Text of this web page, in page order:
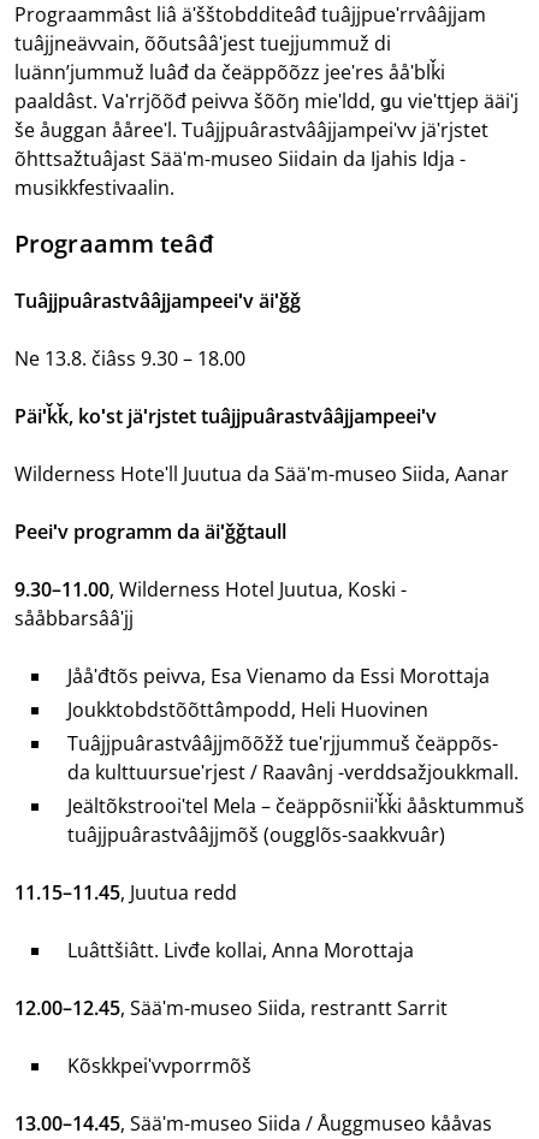
Prograammâst liâ äʹšštobdditeâđ tuâjjpueʹrrvââjjam
tuâjjneävvain, õõutsââʹjest tuejjummuž di
luännʼjummuž luâđ da čeäppõõzz jeeʹres ååʹblǩi
paaldâst. Vaʹrrjõõđ peivva šõõŋ mieʹldd, ǥu vieʹttjep ääiʹj
še åuggan ååreeʹl. Tuâjjpuârastvââjjampeiʹvv jäʹrjstet
õhttsažtuâjast Sääʹm-museo Siidain da Ijahis Idja -
musikkfestivaalin.
Prograamm teâđ
Tuâjjpuârastvââjjampeeiʹv äiʹǧǧ
Ne 13.8. čiâss 9.30 – 18.00
Päiʹǩǩ, koʹst jäʹrjstet tuâjjpuârastvââjjampeeiʹv
Wilderness Hoteʹll Juutua da Sääʹm-museo Siida, Aanar
Peeiʹv programm da äiʹǧǧtaull
9.30–11.00, Wilderness Hotel Juutua, Koski -
sååbbarsââʹjj
Jååʹđtõs peivva, Esa Vienamo da Essi Morottaja
Joukktobdstõõttâmpodd, Heli Huovinen
Tuâjjpuârastvââjjmõõžž tueʹrjjummuš čeäppõs-
da kulttuursueʹrjest / Raavânj -verddsažjoukkmall.
Jeältõkstrooiʹtel Mela – čeäppõsniiʹǩǩi ååsktummuš
tuâjjpuârastvââjjmõš (ougglõs-saakkvuâr)
11.15–11.45, Juutua redd
Luâttšiâtt. Livđe kollai, Anna Morottaja
12.00–12.45, Sääʹm-museo Siida, restrantt Sarrit
Kõskkpeiʹvvporrmõš
13.00–14.45, Sääʹm-museo Siida / Åuggmuseo kååvas